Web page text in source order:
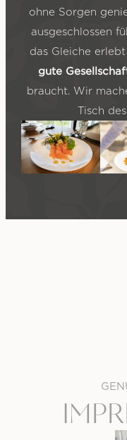
ohne Sorgen
ausgeschlossen
das Gleiche
gute
braucht. Wir
Tisch